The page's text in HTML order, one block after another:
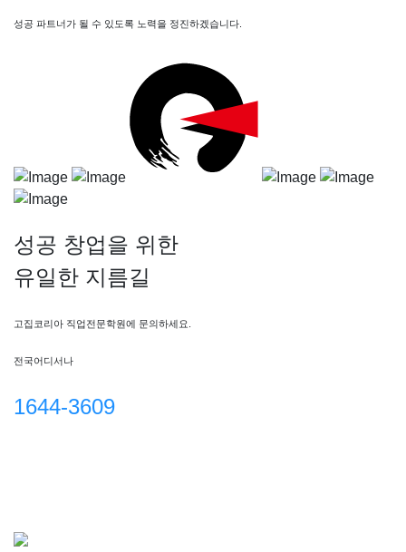
성공 파트너가 될 수 있도록 노력을 정진하겠습니다.
성공 창업을 위한
유일한 지름길
고집코리아 직업전문학원에 문의하세요.
전국어디서나
1644-3609